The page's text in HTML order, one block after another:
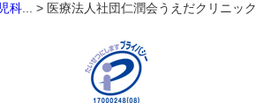
科 ... > 医療法人社団仁潤会うえだクリニック